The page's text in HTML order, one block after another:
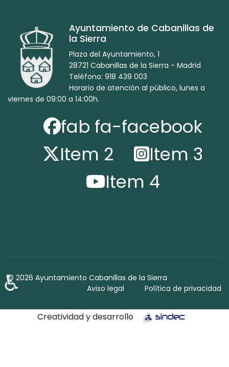
Ayuntamiento de Cabanillas de
la Sierra
Plaza del Ayuntamiento, 1
28721 Cabanillas de la Sierra - Madrid
Teléfono: 918 439 003
Horario de atención al público, lunes a
viernes de 09:00 a 14:00h.
fab fa-facebook
Item 2
Item 3
Item 4
© 2026 Ayuntamiento Cabanillas de la Sierra
Aviso legal
Política de privacidad
Creatividad y desarrollo